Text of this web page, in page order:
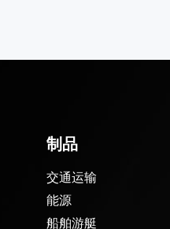
制品
交通运输
能源
船舶游艇